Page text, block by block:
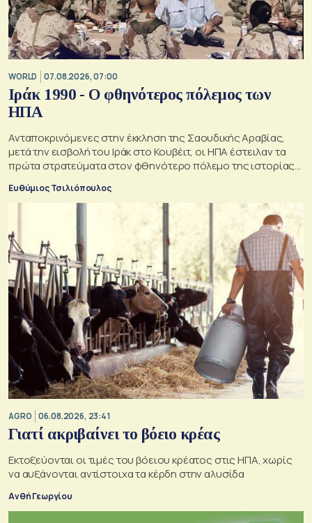
WORLD 07.08.2026, 07:00
Ιράκ 1990 - Ο φθηνότερος πόλεμος των
ΗΠΑ
Ανταποκρινόμενες στην έκκληση της Σαουδικής Αραβίας,
μετά την εισβολή του Ιράκ στο Κουβέιτ, οι ΗΠΑ έστειλαν τα
πρώτα στρατεύματα στον φθηνότερο πόλεμο της ιστορίας
Ευθύμιος Τσιλιόπουλος
AGRO 06.08.2026, 23:41
Γιατί ακριβαίνει το βόειο κρέας
Εκτοξεύονται οι τιμές του βόειου κρέατος στις ΗΠΑ, χωρίς
να αυξάνονται αντίστοιχα τα κέρδη στην αλυσίδα
Ανθή Γεωργίου